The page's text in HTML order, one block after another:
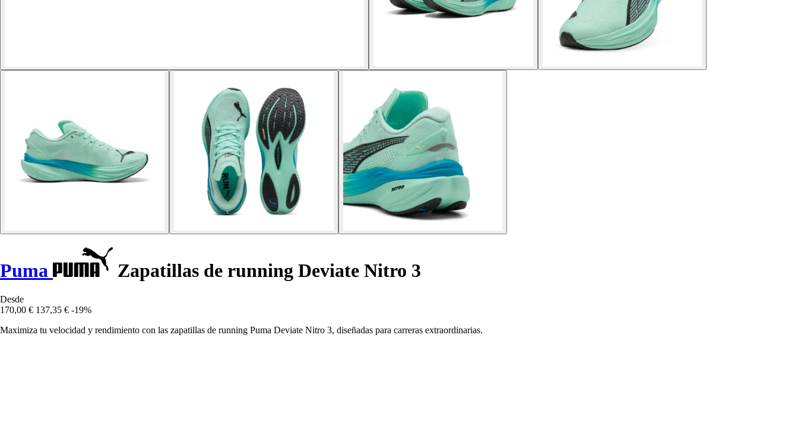
Puma Zapatillas de running Deviate Nitro 3
Desde
170,00 € 137,35 € -19%
Maximiza tu velocidad y rendimiento con las zapatillas de running Puma Deviate Nitro 3, diseñadas para carreras extraordinarias.